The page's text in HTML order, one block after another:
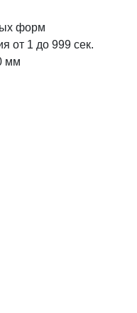
форм
от 1 до 999 сек.
мм